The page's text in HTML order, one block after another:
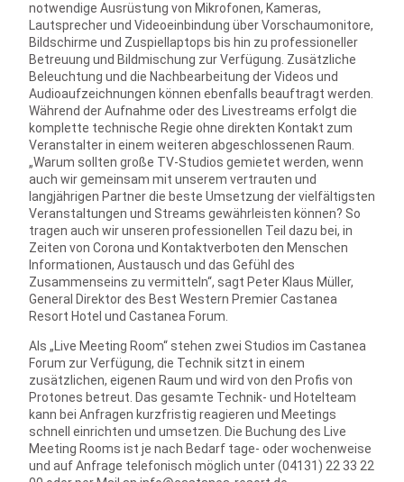
notwendige Ausrüstung von Mikrofonen, Kameras,
Lautsprecher und Videoeinbindung über Vorschaumonitore,
Bildschirme und Zuspiellaptops bis hin zu professioneller
Betreuung und Bildmischung zur Verfügung. Zusätzliche
Beleuchtung und die Nachbearbeitung der Videos und
Audioaufzeichnungen können ebenfalls beauftragt werden.
Während der Aufnahme oder des Livestreams erfolgt die
komplette technische Regie ohne direkten Kontakt zum
Veranstalter in einem weiteren abgeschlossenen Raum.
„Warum sollten große TV-Studios gemietet werden, wenn
auch wir gemeinsam mit unserem vertrauten und
langjährigen Partner die beste Umsetzung der vielfältigsten
Veranstaltungen und Streams gewährleisten können? So
tragen auch wir unseren professionellen Teil dazu bei, in
Zeiten von Corona und Kontaktverboten den Menschen
Informationen, Austausch und das Gefühl des
Zusammenseins zu vermitteln“, sagt Peter Klaus Müller,
General Direktor des Best Western Premier Castanea
Resort Hotel und Castanea Forum.
Als „Live Meeting Room“ stehen zwei Studios im Castanea
Forum zur Verfügung, die Technik sitzt in einem
zusätzlichen, eigenen Raum und wird von den Profis von
Protones betreut. Das gesamte Technik- und Hotelteam
kann bei Anfragen kurzfristig reagieren und Meetings
schnell einrichten und umsetzen. Die Buchung des Live
Meeting Rooms ist je nach Bedarf tage- oder wochenweise
und auf Anfrage telefonisch möglich unter (04131) 22 33 22